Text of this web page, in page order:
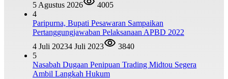
5 Agustus 2026
4005
4
Paripurna, Bupati Pesawaran Sampaikan
Pertanggungjawaban Pelaksanaan APBD 2022
4 Juli 20234 Juli 2023
3840
5
Nasabah Dugaan Penipuan Trading Midtou Segera
Ambil Langkah Hukum